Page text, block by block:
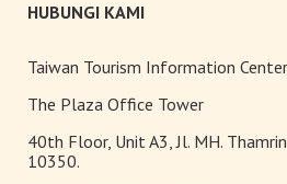
dengan
Terangi Musim
Tampil Memukau
HUBUNGI KAMI
Taiwan Tourism Information
The Plaza Office Tower
40th Floor, Unit A3, Jl. MH.
10350.